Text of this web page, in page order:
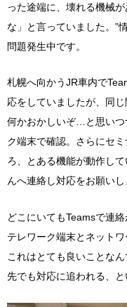
った途端に、壊れる機械
な」と言っていました。”
問題発生中です。
札幌へ向かうJR車内で
応をしていましたが、同
何かおかしいぞ…と思いつ
ク端末で確認。さらにセ
ろ、とある機能が動作し
んへ連絡し対応をお願いし
どこにいてもTeamsで連
テレワーク端末とネット
これはとても良いことな
先でも対応に追われる、と